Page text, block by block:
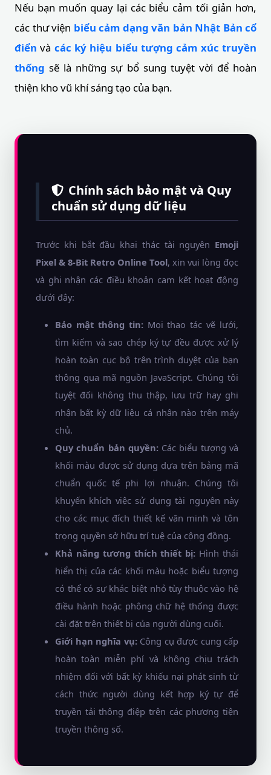
Nếu bạn muốn quay lại các biểu cảm tối giản hơn,
các thư viện biểu cảm dạng văn bản Nhật Bản cổ
điển và các ký hiệu biểu tượng cảm xúc truyền
thống sẽ là những sự bổ sung tuyệt vời để hoàn
thiện kho vũ khí sáng tạo của bạn.
Chính sách bảo mật và Quy
chuẩn sử dụng dữ liệu
Trước khi bắt đầu khai thác tài nguyên Emoji
Pixel & 8-Bit Retro Online Tool, xin vui lòng đọc
và ghi nhận các điều khoản cam kết hoạt động
dưới đây:
Bảo mật thông tin:Mọi thao tác vẽ lưới,
tìm kiếm và sao chép ký tự đều được xử lý
hoàn toàn cục bộ trên trình duyệt của bạn
thông qua mã nguồn JavaScript. Chúng tôi
tuyệt đối không thu thập, lưu trữ hay ghi
nhận bất kỳ dữ liệu cá nhân nào trên máy
chủ.
Quy chuẩn bản quyền:Các biểu tượng và
khối màu được sử dụng dựa trên bảng mã
chuẩn quốc tế phi lợi nhuận. Chúng tôi
khuyến khích việc sử dụng tài nguyên này
cho các mục đích thiết kế văn minh và tôn
trọng quyền sở hữu trí tuệ của cộng đồng.
Khả năng tương thích thiết bị: Hình thái
hiển thị của các khối màu hoặc biểu tượng
có thể có sự khác biệt nhỏ tùy thuộc vào hệ
điều hành hoặc phông chữ hệ thống được
cài đặt trên thiết bị của người dùng cuối.
Giới hạn nghĩa vụ:Công cụ được cung cấp
hoàn toàn miễn phí và không chịu trách
nhiệm đối với bất kỳ khiếu nại phát sinh từ
cách thức người dùng kết hợp ký tự để
truyền tải thông điệp trên các phương tiện
truyền thông số.